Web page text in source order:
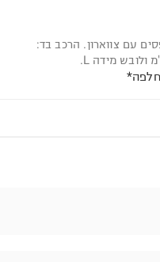
עם צווארון. הרכב בד: